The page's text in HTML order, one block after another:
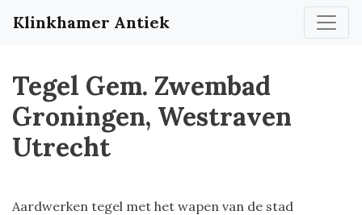
Klinkhamer Antiek
Tegel Gem. Zwembad
Groningen, Westraven
Utrecht
Aardwerken tegel met het wapen van de stad